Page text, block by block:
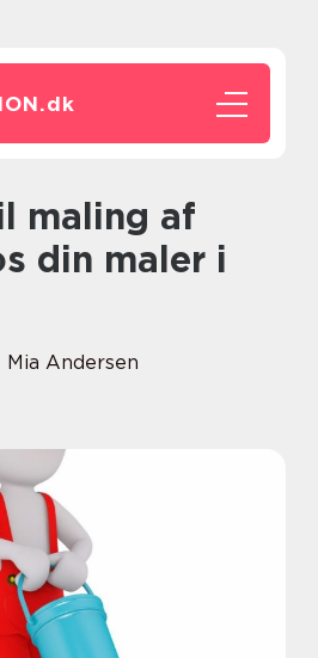
dk
din maler i
Mia Andersen